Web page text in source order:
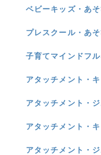
ベビーキッズ・あ
プレスクール・あ
子育てマインドフル
アタッチメント・
アタッチメント・ジ
アタッチメント・
アタッチメント・